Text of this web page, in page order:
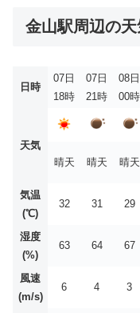
金山駅周辺の
日時
07日
18時
07日
21時
08日
00時
天気
晴天
晴天 晴天
気温
(℃)
32 31 29
湿度
(%)
63 64 67
風速
(m/s)
6 4 3